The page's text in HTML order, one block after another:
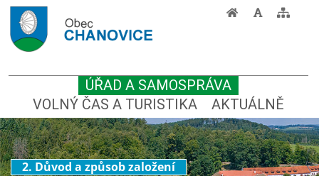
ÚŘAD A SAMOSPRÁVA
VOLNÝ ČAS A TURISTIKA
AKTUÁLNĚ
2. Důvod a způsob založení